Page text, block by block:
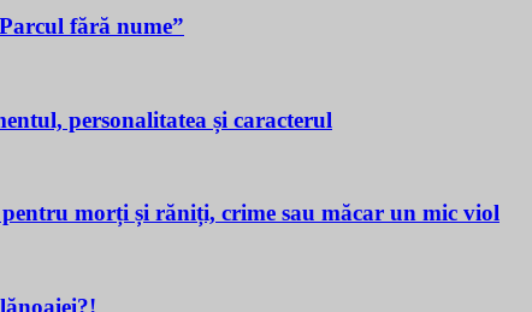
fără nume”
personalitatea și caracterul
morți și răniți, crime sau măcar un mic viol